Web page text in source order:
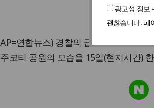
광고성 정보
괜찮습니다. 페
AP=연합뉴스) 경찰의 급습 철거로
주코티 공원의 모습을 15일(현지시간)